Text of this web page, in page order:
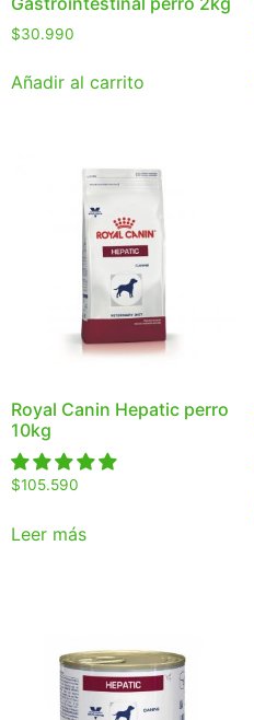
$30.990
Añadir al carrito
Royal Canin Hepatic perro
10kg
$105.590
Leer más